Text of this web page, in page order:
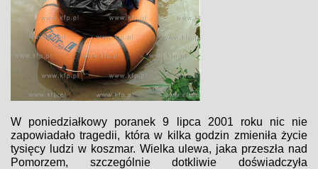
W poniedziałkowy poranek 9 lipca 2001 roku nic nie
zapowiadało tragedii, która w kilka godzin zmieniła życie
tysięcy ludzi w koszmar. Wielka ulewa, jaka przeszła nad
Pomorzem, szczególnie dotkliwie doświadczyła